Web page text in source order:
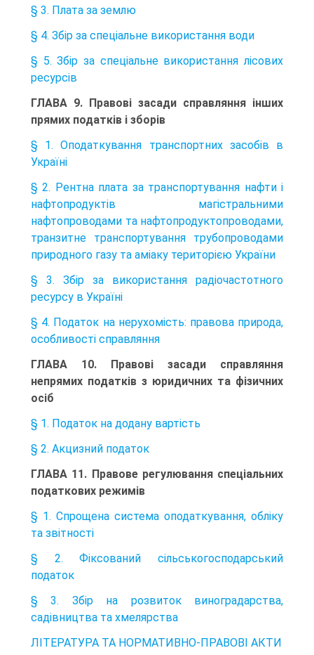
§ 3. Плата за землю
§ 4. Збір за спеціальне використання води
§ 5. Збір за спеціальне використання лісових
ресурсів
ГЛАВА 9. Правові засади справляння інших
прямих податків і зборів
§ 1. Оподаткування транспортних засобів в
Україні
§ 2. Рентна плата за транспортування нафти і
нафтопродуктів магістральними
нафтопроводами та нафтопродуктопроводами,
транзитне транспортування трубопроводами
природного газу та аміаку територією України
§ 3. Збір за використання радіочастотного
ресурсу в Україні
§ 4. Податок на нерухомість: правова природа,
особливості справляння
ГЛАВА 10. Правові засади справляння
непрямих податків з юридичних та фізичних
осіб
§ 1. Податок на додану вартість
§ 2. Акцизний податок
ГЛАВА 11. Правове регулювання спеціальних
податкових режимів
§ 1. Спрощена система оподаткування, обліку
та звітності
§ 2. Фіксований сільськогосподарський
податок
§ 3. Збір на розвиток виноградарства,
садівництва та хмелярства
ЛІТЕРАТУРА ТА НОРМАТИВНО-ПРАВОВІ АКТИ